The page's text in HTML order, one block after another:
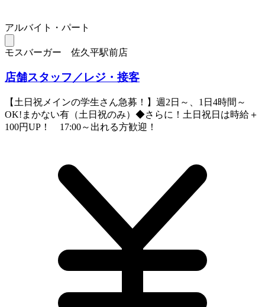
アルバイト・パート
モスバーガー 佐久平駅前店
店舗スタッフ／レジ・接客
【土日祝メインの学生さん急募！】週2日～、1日4時間～
OK!まかない有（土日祝のみ）◆さらに！土日祝日は時給＋
100円UP！ 17:00～出れる方歓迎！